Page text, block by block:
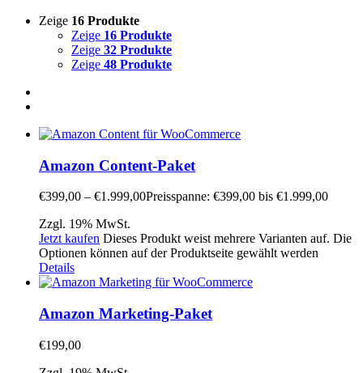
Zeige 16 Produkte
Zeige 16 Produkte
Zeige 32 Produkte
Zeige 48 Produkte
Amazon Content-Paket
€399,00 – €1.999,00Preisspanne: €399,00 bis €1.999,00
Zzgl. 19% MwSt.
Jetzt kaufen Dieses Produkt weist mehrere Varianten auf. Die
Optionen können auf der Produktseite gewählt werden
Details
Amazon Marketing-Paket
€199,00